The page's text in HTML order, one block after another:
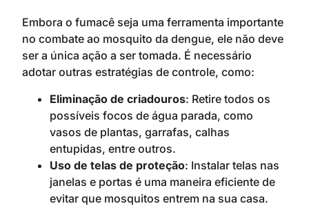
Embora o fumacê seja uma ferramenta importante
no combate ao mosquito da dengue, ele não deve
ser a única ação a ser tomada. É necessário
adotar outras estratégias de controle, como:
Eliminação de criadouros: Retire todos os
possíveis focos de água parada, como
vasos de plantas, garrafas, calhas
entupidas, entre outros.
Uso de telas de proteção: Instalar telas nas
janelas e portas é uma maneira eficiente de
evitar que mosquitos entrem na sua casa.